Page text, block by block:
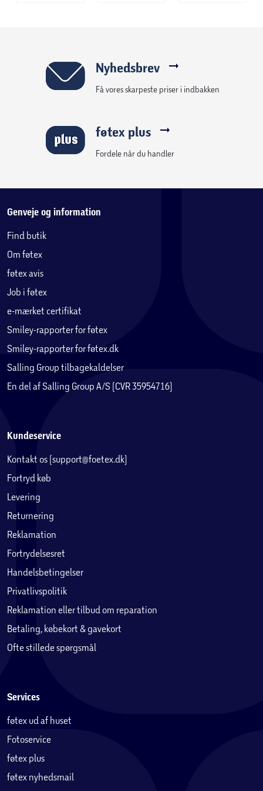
Nyhedsbrev
Få vores skarpeste priser i indbakken
føtex plus
Fordele når du handler
Genveje og information
Find butik
Om føtex
føtex avis
Job i føtex
e-mærket certifikat
Smiley-rapporter for føtex
Smiley-rapporter for føtex.dk
Salling Group tilbagekaldelser
En del af Salling Group A/S (CVR 35954716)
Kundeservice
Kontakt os (support@foetex.dk)
Fortryd køb
Levering
Returnering
Reklamation
Fortrydelsesret
Handelsbetingelser
Privatlivspolitik
Reklamation eller tilbud om reparation
Betaling, købekort & gavekort
Ofte stillede spørgsmål
Services
føtex ud af huset
Fotoservice
føtex plus
føtex nyhedsmail